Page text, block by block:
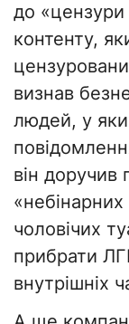
до «цензури
контенту,
визнав
людей, у
він доручив
«небінарних
чоловічих
прибрати
внутрішніх